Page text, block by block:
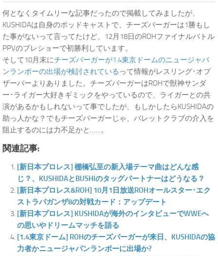
何となくタイムリーな記事だったので掲載してみましたが、
KUSHIDAは自身のポッドキャストで、チーズバーガーは1勝もし
た事がないって言ってたけど、12月18日のROHファイナルバトル
PPVのプレショーで初勝利しています。
そして10月末にチーズバーガーが1.4東京ドームのニュージャパ
ンランボーの出場が検討されている って情報がレスリング･オブ
ザーバーよりありました。チーズバーガーはROHで獣神サンダ
ー･ライガー大好きギミックをやっているので、ライガーとの共
演があるかもしれないって事でしたが、もしかしたらKUSHIDAの
助っ人かな？でもチーズバーガーじゃ、バレットクラブの介入を
阻止するのには力不足かと……。
関連記事:
[新日本プロレス] 棚橋弘至の新入場テーマ曲はどんな感
じ？、KUSHIDAとBUSHIのタッグパートナーはどうなる？
[新日本プロレス&ROH] 10月1日放送ROHオールスター･エク
ストラバガンザ8の対戦カード：アップデート
[新日本プロレス] KUSHIDAが海外のインタビューでWWEへ
の思いやドリームマッチを語る
[1.4東京ドーム] ROHのチーズバーガーが来日、KUSHIDAの協
力者かニュージャパンランボーに出場か?